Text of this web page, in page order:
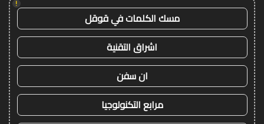
!
مسك الكلمات في قوقل
اشراق التقنية
ان سفن
مرابع التكنولوجيا